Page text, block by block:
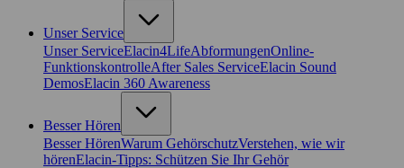
Unser Service
Unser ServiceElacin4LifeAbformungenOnline-
FunktionskontrolleAfter Sales ServiceElacin Sound
DemosElacin 360 Awareness
Besser Hören
Besser HörenWarum GehörschutzVerstehen, wie wir
hörenElacin-Tipps: Schützen Sie Ihr Gehör